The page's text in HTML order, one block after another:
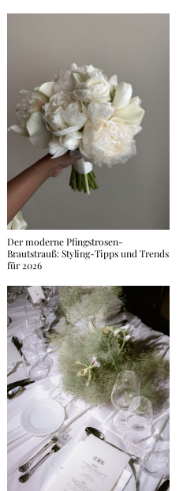
Der moderne Pfingstrosen-
Brautstrauß: Styling-Tipps und Trends
für 2026